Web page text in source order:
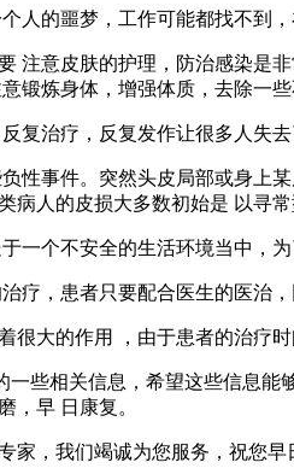
的噩梦，工作可能都找不到
注意皮肤的护理，防治感染
锻炼身体，增强体质，去除一
复治疗，反复发作让很多人失去
性事件。突然头皮局部或身上
人的皮损大多数初始是 以寻
个不安全的生活环境当中，
，患者只要配合医生的医治
大的作用 ，由于患者的治疗
些相关信息，希望这些信息
，早 日康复。
家，我们竭诚为您服务，祝您早